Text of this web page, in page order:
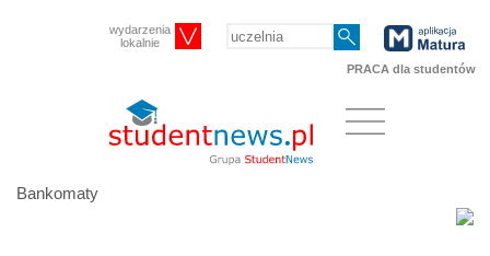
wydarzenia
lokalnie
PRACA dla studentów
Bankomaty